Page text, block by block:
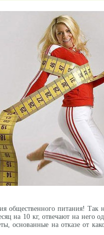
общественного питания! Так
на 10 кг, отвечают на него
основанные на отказе от